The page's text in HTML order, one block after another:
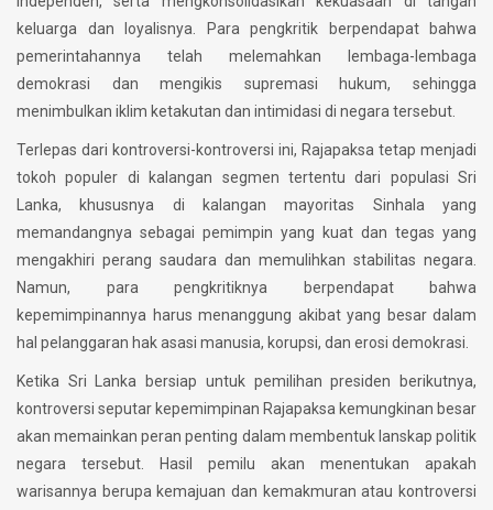
keluarga dan loyalisnya. Para pengkritik berpendapat bahwa
pemerintahannya telah melemahkan lembaga-lembaga
demokrasi dan mengikis supremasi hukum, sehingga
menimbulkan iklim ketakutan dan intimidasi di negara tersebut.
Terlepas dari kontroversi-kontroversi ini, Rajapaksa tetap menjadi
tokoh populer di kalangan segmen tertentu dari populasi Sri
Lanka, khususnya di kalangan mayoritas Sinhala yang
memandangnya sebagai pemimpin yang kuat dan tegas yang
mengakhiri perang saudara dan memulihkan stabilitas negara.
Namun, para pengkritiknya berpendapat bahwa
kepemimpinannya harus menanggung akibat yang besar dalam
hal pelanggaran hak asasi manusia, korupsi, dan erosi demokrasi.
Ketika Sri Lanka bersiap untuk pemilihan presiden berikutnya,
kontroversi seputar kepemimpinan Rajapaksa kemungkinan besar
akan memainkan peran penting dalam membentuk lanskap politik
negara tersebut. Hasil pemilu akan menentukan apakah
warisannya berupa kemajuan dan kemakmuran atau kontroversi